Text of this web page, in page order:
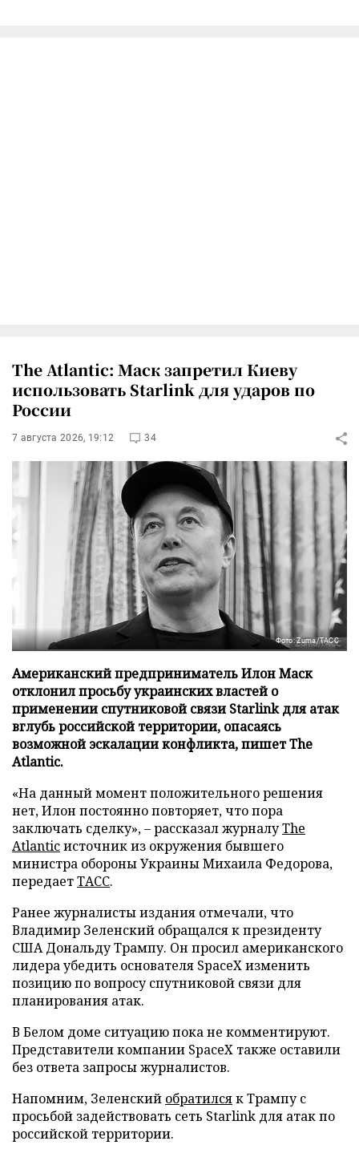
The Atlantic: Маск запретил Киеву
использовать Starlink для ударов по
России
7 августа 2026, 19:12 34
Фото: Zuma/ТАСС
Американский предприниматель Илон Маск
отклонил просьбу украинских властей о
применении спутниковой связи Starlink для атак
вглубь российской территории, опасаясь
возможной эскалации конфликта, пишет The
Atlantic.
«На данный момент положительного решения
нет, Илон постоянно повторяет, что пора
заключать сделку», – рассказал журналуThe
Atlanticисточник из окружения бывшего
министра обороны Украины Михаила Федорова,
передаетТАСС.
Ранее журналисты издания отмечали, что
Владимир Зеленский обращался к президенту
США Дональду Трампу. Он просил американского
лидера убедить основателя SpaceX изменить
позицию по вопросу спутниковой связи для
планирования атак.
В Белом доме ситуацию пока не комментируют.
Представители компании SpaceX также оставили
без ответа запросы журналистов.
Напомним, Зеленский обратилсяк Трампу с
просьбой задействовать сеть Starlink для атак по
российской территории.